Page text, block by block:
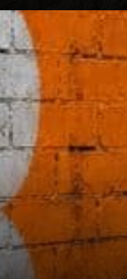
support en
actuels
pour
que la
sur 200 jours
un
terme…